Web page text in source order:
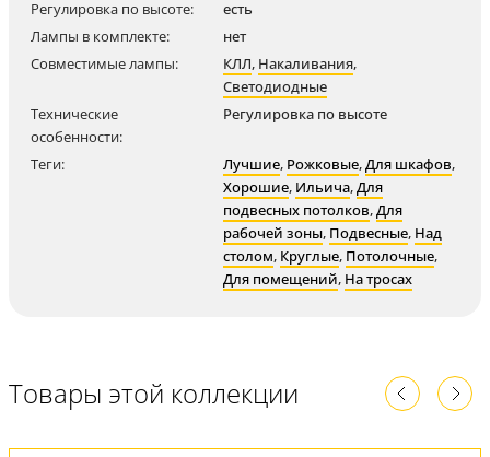
Регулировка по высоте:
есть
Лампы в комплекте:
нет
Совместимые лампы:
КЛЛ, Накаливания,
Светодиодные
Технические
особенности:
Регулировка по высоте
Теги: Лучшие, Рожковые,Для шкафов,
Хорошие, Ильича,Для
подвесных потолков,Для
рабочей зоны, Подвесные, Над
столом, Круглые, Потолочные,
Для помещений, На тросах
Товары этой коллекции